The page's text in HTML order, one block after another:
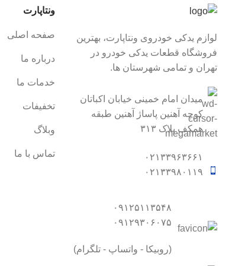
لوازم یدکی خودروی ونتاپارت، بهترین
فروشگاه قطعات یدکی خودرو در
تهران و تمامی شهرستان ها.
میدان امام خمینی خیابان اکباتان
کوچه آهنین پاساژ آهنین طبقه
همکف پلاک ۳۱۳
۰۲۱۳۳۹۶۳۶۶۱
۰۲۱۳۳۹۸۰۱۱۹
۰۹۱۲۵۱۱۳۵۴۸
۰۹۱۲۹۳۰۶۰۷۵
(روبیکا - واتساپ - تلگرام)
ونتاپارت
صفحه اصلی
درباره ما
خدمات ما
تخفیفات
وبلاگ
تماس با ما